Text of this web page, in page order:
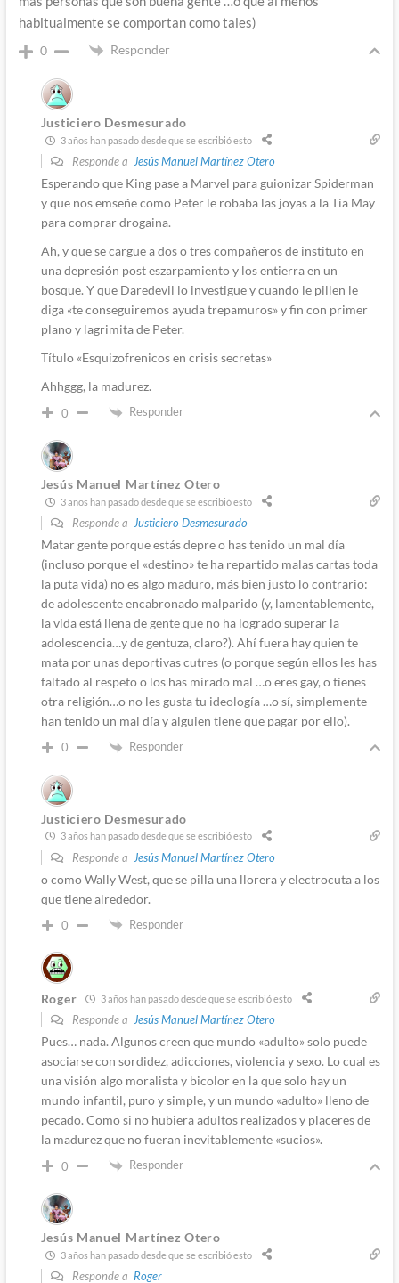
habitualmente se comportan como tales)
0 Responder
Justiciero Desmesurado
3 años han pasado desde que se escribió esto
Responde a Jesús Manuel Martínez Otero
Esperando que King pase a Marvel para guionizar Spiderman
y que nos emseñe como Peter le robaba las joyas a la Tia May
para comprar drogaina.
Ah, y que se cargue a dos o tres compañeros de instituto en
una depresión post eszarpamiento y los entierra en un
bosque. Y que Daredevil lo investigue y cuando le pillen le
diga «te conseguiremos ayuda trepamuros» y fin con primer
plano y lagrimita de Peter.
Título «Esquizofrenicos en crisis secretas»
Ahhggg, la madurez.
0 Responder
Jesús Manuel Martínez Otero
3 años han pasado desde que se escribió esto
Responde a Justiciero Desmesurado
Matar gente porque estás depre o has tenido un mal día
(incluso porque el «destino» te ha repartido malas cartas toda
la puta vida) no es algo maduro, más bien justo lo contrario:
de adolescente encabronado malparido (y, lamentablemente,
la vida está llena de gente que no ha logrado superar la
adolescencia…y de gentuza, claro?). Ahí fuera hay quien te
mata por unas deportivas cutres (o porque según ellos les has
faltado al respeto o los has mirado mal …o eres gay, o tienes
otra religión…o no les gusta tu ideología …o sí, simplemente
han tenido un mal día y alguien tiene que pagar por ello).
0 Responder
Justiciero Desmesurado
3 años han pasado desde que se escribió esto
Responde a Jesús Manuel Martínez Otero
o como Wally West, que se pilla una llorera y electrocuta a los
que tiene alrededor.
0 Responder
Roger 3 años han pasado desde que se escribió esto
Responde a Jesús Manuel Martínez Otero
Pues… nada. Algunos creen que mundo «adulto» solo puede
asociarse con sordidez, adicciones, violencia y sexo. Lo cual es
una visión algo moralista y bicolor en la que solo hay un
mundo infantil, puro y simple, y un mundo «adulto» lleno de
pecado. Como si no hubiera adultos realizados y placeres de
la madurez que no fueran inevitablemente «sucios».
0 Responder
Jesús Manuel Martínez Otero
3 años han pasado desde que se escribió esto
Responde a Roger